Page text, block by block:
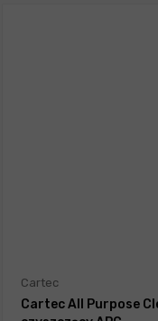
Cartec
Cartec All Purpose